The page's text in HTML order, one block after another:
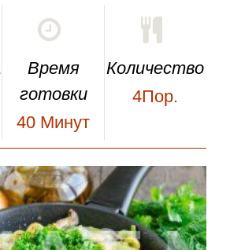
Время
готовки
40 Минут
Количество
4Пор.